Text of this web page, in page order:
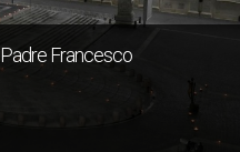
Francesco